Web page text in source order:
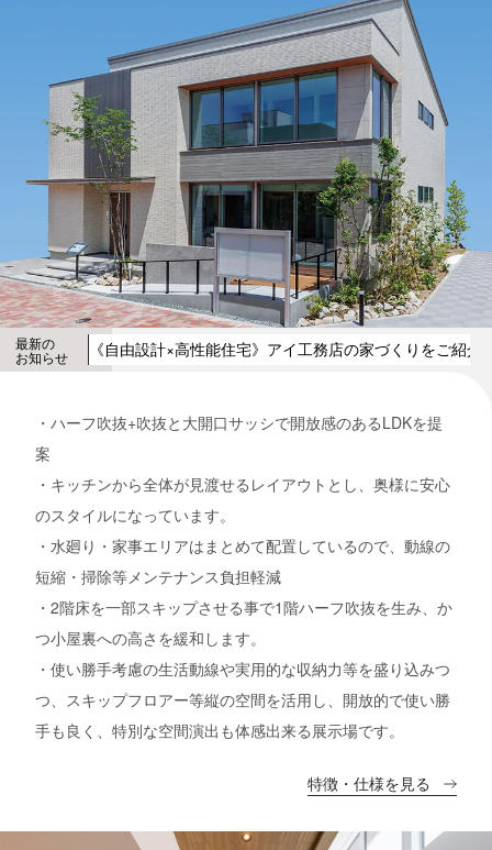
マイページ アカウント登録
最新の
お知らせ 《自由設計×高性能住宅》アイ工務店の家づくりをご紹介
・ハーフ吹抜+吹抜と大開口サッシで開放感のあるLDKを提
案
・キッチンから全体が見渡せるレイアウトとし、奥様に安心
のスタイルになっています。
・水廻り・家事エリアはまとめて配置しているので、動線の
短縮・掃除等メンテナンス負担軽減
・2階床を一部スキップさせる事で1階ハーフ吹抜を生み、か
つ小屋裏への高さを緩和します。
・使い勝手考慮の生活動線や実用的な収納力等を盛り込みつ
つ、スキップフロアー等縦の空間を活用し、開放的で使い勝
手も良く、特別な空間演出も体感出来る展示場です。
特徴・仕様を見る